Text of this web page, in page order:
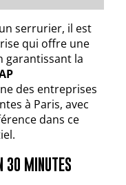
serrurier, il est
qui offre une
garantissant la
des entreprises
à Paris, avec
dans ce
30 MINUTES